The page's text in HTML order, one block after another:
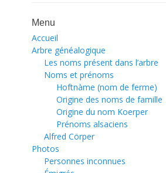
Menu
Accueil
Arbre généalogique
Les noms présent dans l’arbre
Noms et prénoms
Hoftnàme (nom de ferme)
Origine des noms de famille
Origine du nom Koerper
Prénoms alsaciens
Alfred Cörper
Photos
Personnes inconnues